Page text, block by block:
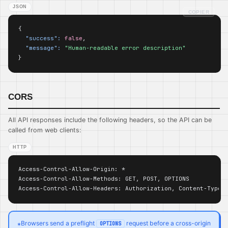
JSON
{
"success":
false ,
"message":
"Human-readable error description"
}
COPIER
CORS
All API responses include the following headers, so the API can be
called from web clients:
HTTP
Access-Control-Allow-Origin: *
Access-Control-Allow-Methods: GET, POST, OPTIONS
Access-Control-Allow-Headers: Authorization, Content-Type,
*Browsers send a preflight OPTIONS request before a cross-origin